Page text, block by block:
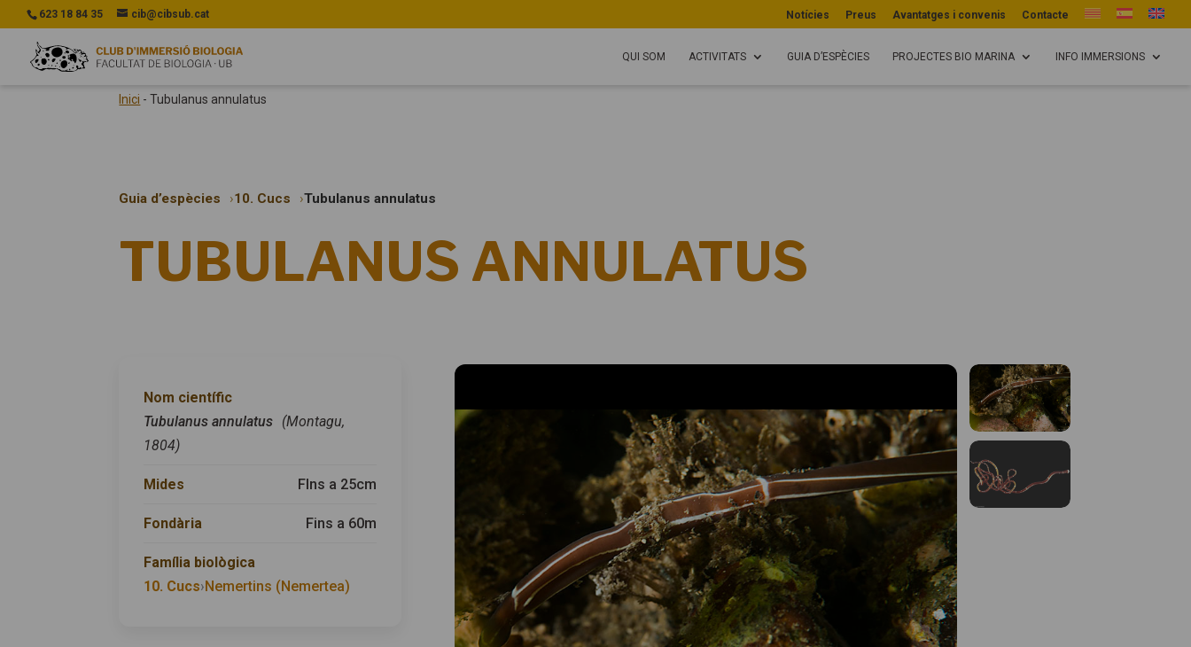
623 18 84 35 cib@cibsub.cat Notícies Preus Avantatges i convenis Contacte
QUI SOM ACTIVITATS GUIA D’ESPÈCIES PROJECTES BIO MARINA INFO IMMERSIONS
Inici -Tubulanus annulatus
Guia d’espècies 10. Cucs Tubulanus annulatus
TUBULANUS ANNULATUS
Nom científic
Tubulanus annulatus (Montagu,
1804)
Mides FIns a 25cm
Fondària Fins a 60m
Família biològica
10. Cucs›Nemertins (Nemertea)